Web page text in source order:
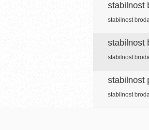
stabilnost
stabilnost
stabilnost
stabilnost
stabilnost
stabilnost